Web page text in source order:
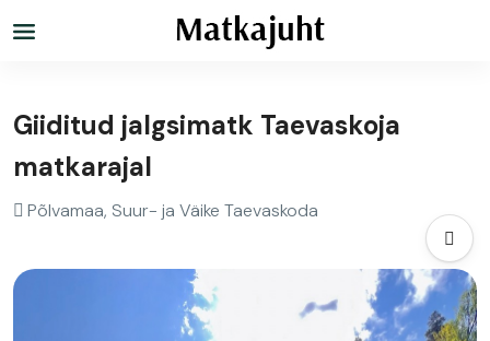
Giiditud jalgsimatk Taevaskoja
matkarajal
Põlvamaa, Suur- ja Väike Taevaskoda